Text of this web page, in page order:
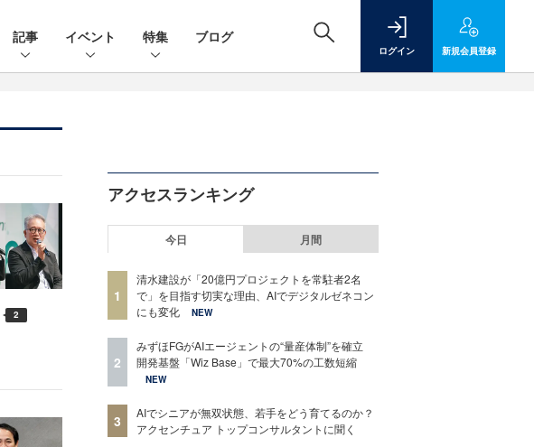
記事 イベント 特集 ブログ
ログイン 新規会員登録
2
アクセスランキング
今日 月間
1
清水建設が「20億円プロジェクトを常駐者2名
で」を目指す切実な理由、AIでデジタルゼネコン
にも変化
NEW
2
みずほFGがAIエージェントの“量産体制”を確立
開発基盤「Wiz Base」で最大70%の工数短縮
NEW
3
AIでシニアが無双状態、若手をどう育てるのか？
アクセンチュア トップコンサルタントに聞く